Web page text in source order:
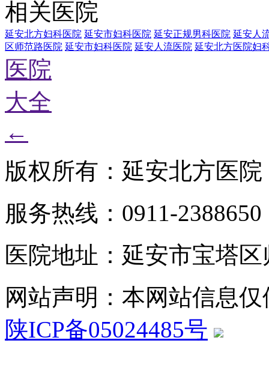
相关医院
延安北方妇科医院 延安市妇科医院 延安正规男科医院 延安人
区师范路医院 延安市妇科医院 延安人流医院 延安北方医院妇
医院
大全
←
版权所有：延安北方医院
服务热线：0911-2388650
医院地址：延安市宝塔
网站声明：本网站信息
陕ICP备05024485号